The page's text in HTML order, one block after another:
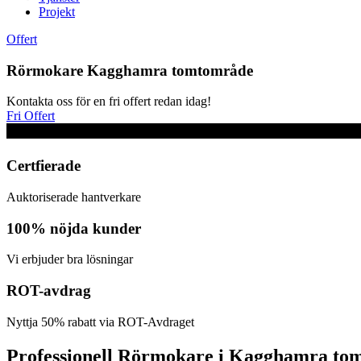
Projekt
Offert
Rörmokare Kagghamra tomtområde
Kontakta oss för en fri offert redan idag!
Fri Offert
Certfierade
Auktoriserade hantverkare
100% nöjda kunder
Vi erbjuder bra lösningar
ROT-avdrag
Nyttja 50% rabatt via ROT-Avdraget
Professionell Rörmokare i Kagghamra